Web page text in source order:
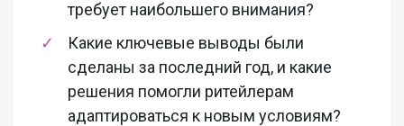
требует наибольшего внимания?
Какие ключевые выводы были
сделаны за последний год, и какие
решения помогли ритейлерам
адаптироваться к новым условиям?